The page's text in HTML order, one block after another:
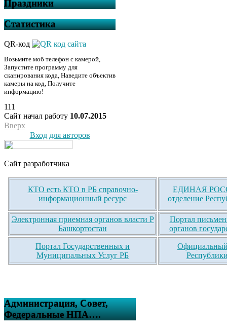
Праздники
Статистика
QR-код
Возьмите моб телефон с камерой,
Запустите программу для
сканирования кода, Наведите объектив
камеры на код, Получите
информацию!
111
Сайт начал работу 10.07.2015
Вверх
Вход для авторов
Сайт разработчика
КТО есть КТО в РБ справочно-
информационный ресурс
ЕДИНАЯ
отделение
Электронная приемная органов власти Р
Башкортостан
Портал
органов
Портал Государственных и
Муниципальных Услуг РБ
Официальный
Администрация, Совет,
Федеральные НПА….